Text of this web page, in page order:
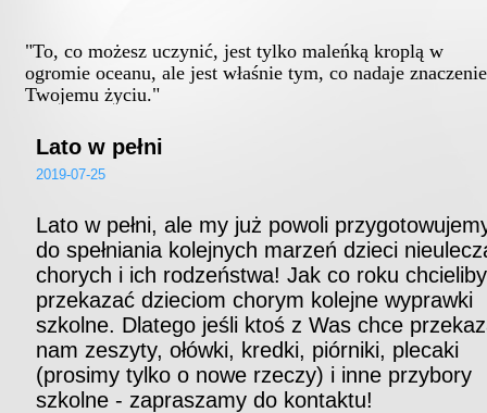
"To, co możesz uczynić, jest tylko maleńką kroplą w
ogromie oceanu, ale jest właśnie tym, co nadaje znaczenie
Twojemu życiu."
Lato w pełni
2019-07-25
Lato w pełni, ale my już powoli
do spełniania kolejnych marzeń dzieci
chorych i ich rodzeństwa! Jak co roku
przekazać dzieciom chorym kolejne wyprawki
szkolne. Dlatego jeśli ktoś z Was chce
nam zeszyty, ołówki, kredki, piórniki, plecaki
(prosimy tylko o nowe rzeczy) i inne przybory
szkolne - zapraszamy do kontaktu!